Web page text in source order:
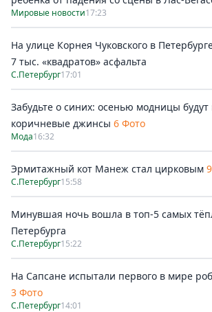
Мировые новости17:23
На улице Корнея Чуковского в
7 тыс. «квадратов» асфальта
С.Петербург17:01
Забудьте о синих: осенью модницы будут
коричневые джинсы 6 Фото
Мода16:32
Эрмитажный кот Манеж стал цирковым
С.Петербург15:58
Минувшая ночь вошла в топ-5 самых
Петербурга
С.Петербург15:22
На Сапсане испытали первого в мире
3 Фото
С.Петербург14:01